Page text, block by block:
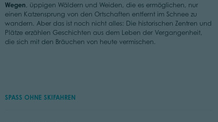
Wegen , üppigen Wäldern und Weiden, die es ermöglichen, nur
einen Katzensprung von den Ortschaften entfernt im Schnee zu
wandern. Aber das ist noch nicht alles: Die historischen Zentren und
Plätze erzählen Geschichten aus dem Leben der Vergangenheit,
die sich mit den Bräuchen von heute vermischen.
SPASS OHNE SKIFAHREN